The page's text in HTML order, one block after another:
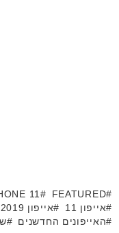
FEATURED
11
אייפון 11
אייפון 2019
האייפונים החדשנים